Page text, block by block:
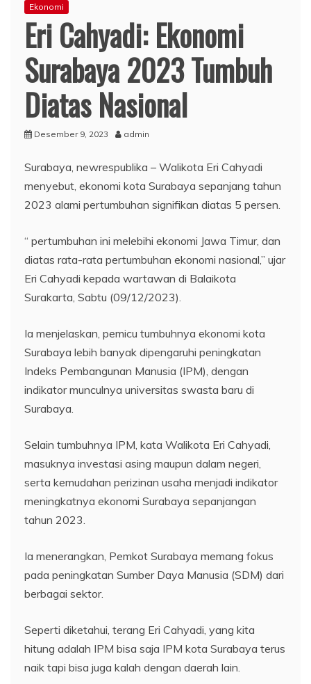
Ekonomi
Eri Cahyadi: Ekonomi
Surabaya 2023 Tumbuh
Diatas Nasional
Desember 9, 2023 admin
Surabaya, newrespublika – Walikota Eri Cahyadi
menyebut, ekonomi kota Surabaya sepanjang tahun
2023 alami pertumbuhan signifikan diatas 5 persen.
“ pertumbuhan ini melebihi ekonomi Jawa Timur, dan
diatas rata-rata pertumbuhan ekonomi nasional,” ujar
Eri Cahyadi kepada wartawan di Balaikota
Surakarta, Sabtu (09/12/2023).
Ia menjelaskan, pemicu tumbuhnya ekonomi kota
Surabaya lebih banyak dipengaruhi peningkatan
Indeks Pembangunan Manusia (IPM), dengan
indikator munculnya universitas swasta baru di
Surabaya.
Selain tumbuhnya IPM, kata Walikota Eri Cahyadi,
masuknya investasi asing maupun dalam negeri,
serta kemudahan perizinan usaha menjadi indikator
meningkatnya ekonomi Surabaya sepanjangan
tahun 2023.
Ia menerangkan, Pemkot Surabaya memang fokus
pada peningkatan Sumber Daya Manusia (SDM) dari
berbagai sektor.
Seperti diketahui, terang Eri Cahyadi, yang kita
hitung adalah IPM bisa saja IPM kota Surabaya terus
naik tapi bisa juga kalah dengan daerah lain.